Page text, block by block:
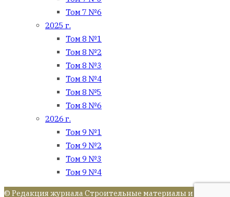
Том 7 №6
2025 г.
Том 8 №1
Том 8 №2
Том 8 №3
Том 8 №4
Том 8 №5
Том 8 №6
2026 г.
Том 9 №1
Том 9 №2
Том 9 №3
Том 9 №4
© Редакция журнала Строительные материалы и